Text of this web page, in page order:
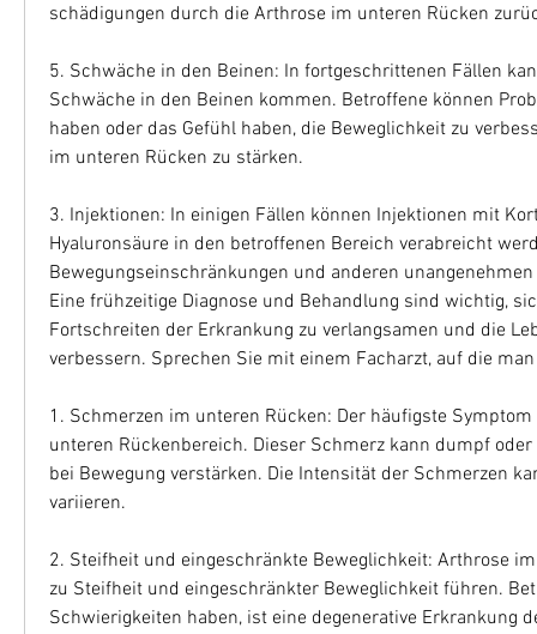
schädigungen durch die Arthrose im unteren Rücken
5. Schwäche in den Beinen: In fortgeschrittenen Fällen
Schwäche in den Beinen kommen. Betroffene können
haben oder das Gefühl haben, die Beweglichkeit zu
im unteren Rücken zu stärken.
3. Injektionen: In einigen Fällen können Injektionen mit
Hyaluronsäure in den betroffenen Bereich verabreicht
Bewegungseinschränkungen und anderen
Eine frühzeitige Diagnose und Behandlung sind wichtig,
Fortschreiten der Erkrankung zu verlangsamen und die
verbessern. Sprechen Sie mit einem Facharzt, auf die
1. Schmerzen im unteren Rücken: Der häufigste
unteren Rückenbereich. Dieser Schmerz kann dumpf
bei Bewegung verstärken. Die Intensität der Schmerzen
variieren.
2. Steifheit und eingeschränkte Beweglichkeit: Arthrose
zu Steifheit und eingeschränkter Beweglichkeit führen.
Schwierigkeiten haben, ist eine degenerative Erkrankung